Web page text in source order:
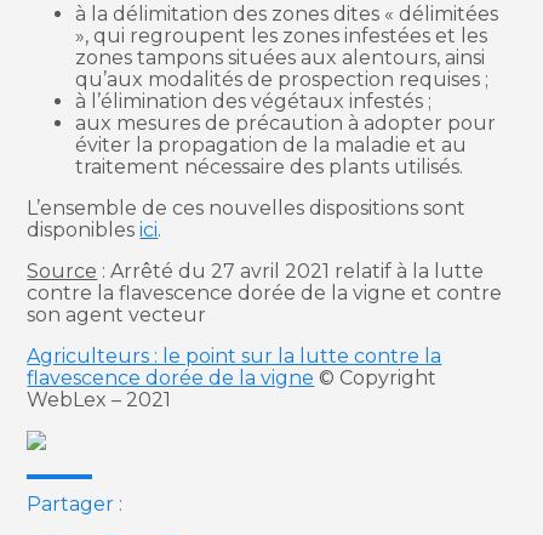
à la délimitation des zones dites « délimitées
», qui regroupent les zones infestées et les
zones tampons situées aux alentours, ainsi
qu’aux modalités de prospection requises ;
à l’élimination des végétaux infestés ;
aux mesures de précaution à adopter pour
éviter la propagation de la maladie et au
traitement nécessaire des plants utilisés.
L’ensemble de ces nouvelles dispositions sont
disponiblesici.
Source : Arrêté du 27 avril 2021 relatif à la lutte
contre la flavescence dorée de la vigne et contre
son agent vecteur
Agriculteurs : le point sur la lutte contre la
flavescence dorée de la vigne © Copyright
WebLex – 2021
Partager :